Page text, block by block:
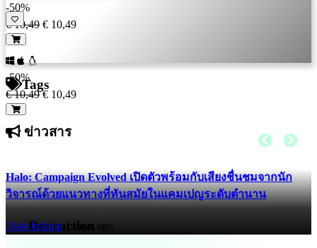
-50%
€ 10,49 € 10,49
-50%
€ 10,49 € 10,49
Tags
ข่าวสาร
Halo: Campaign Evolved เปิดตัวพร้อมกับเสียงชื่นชมจากนัก
วิจารณ์ด้วยแนวทางที่ทันสมัยในแคมเปญระดับตำนาน
Halo Infinite 1 days ago
Destruction